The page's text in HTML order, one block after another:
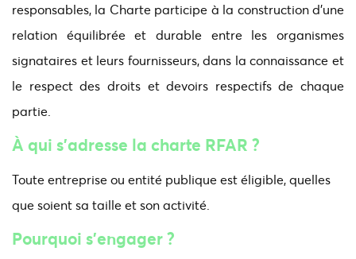
responsables, la Charte participe à la construction d'une
relation équilibrée et durable entre les organismes
signataires et leurs fournisseurs, dans la connaissance et
le respect des droits et devoirs respectifs de chaque
partie.
À qui s'adresse la charte RFAR ?
Toute entreprise ou entité publique est éligible, quelles
que soient sa taille et son activité.
Pourquoi s’engager ?